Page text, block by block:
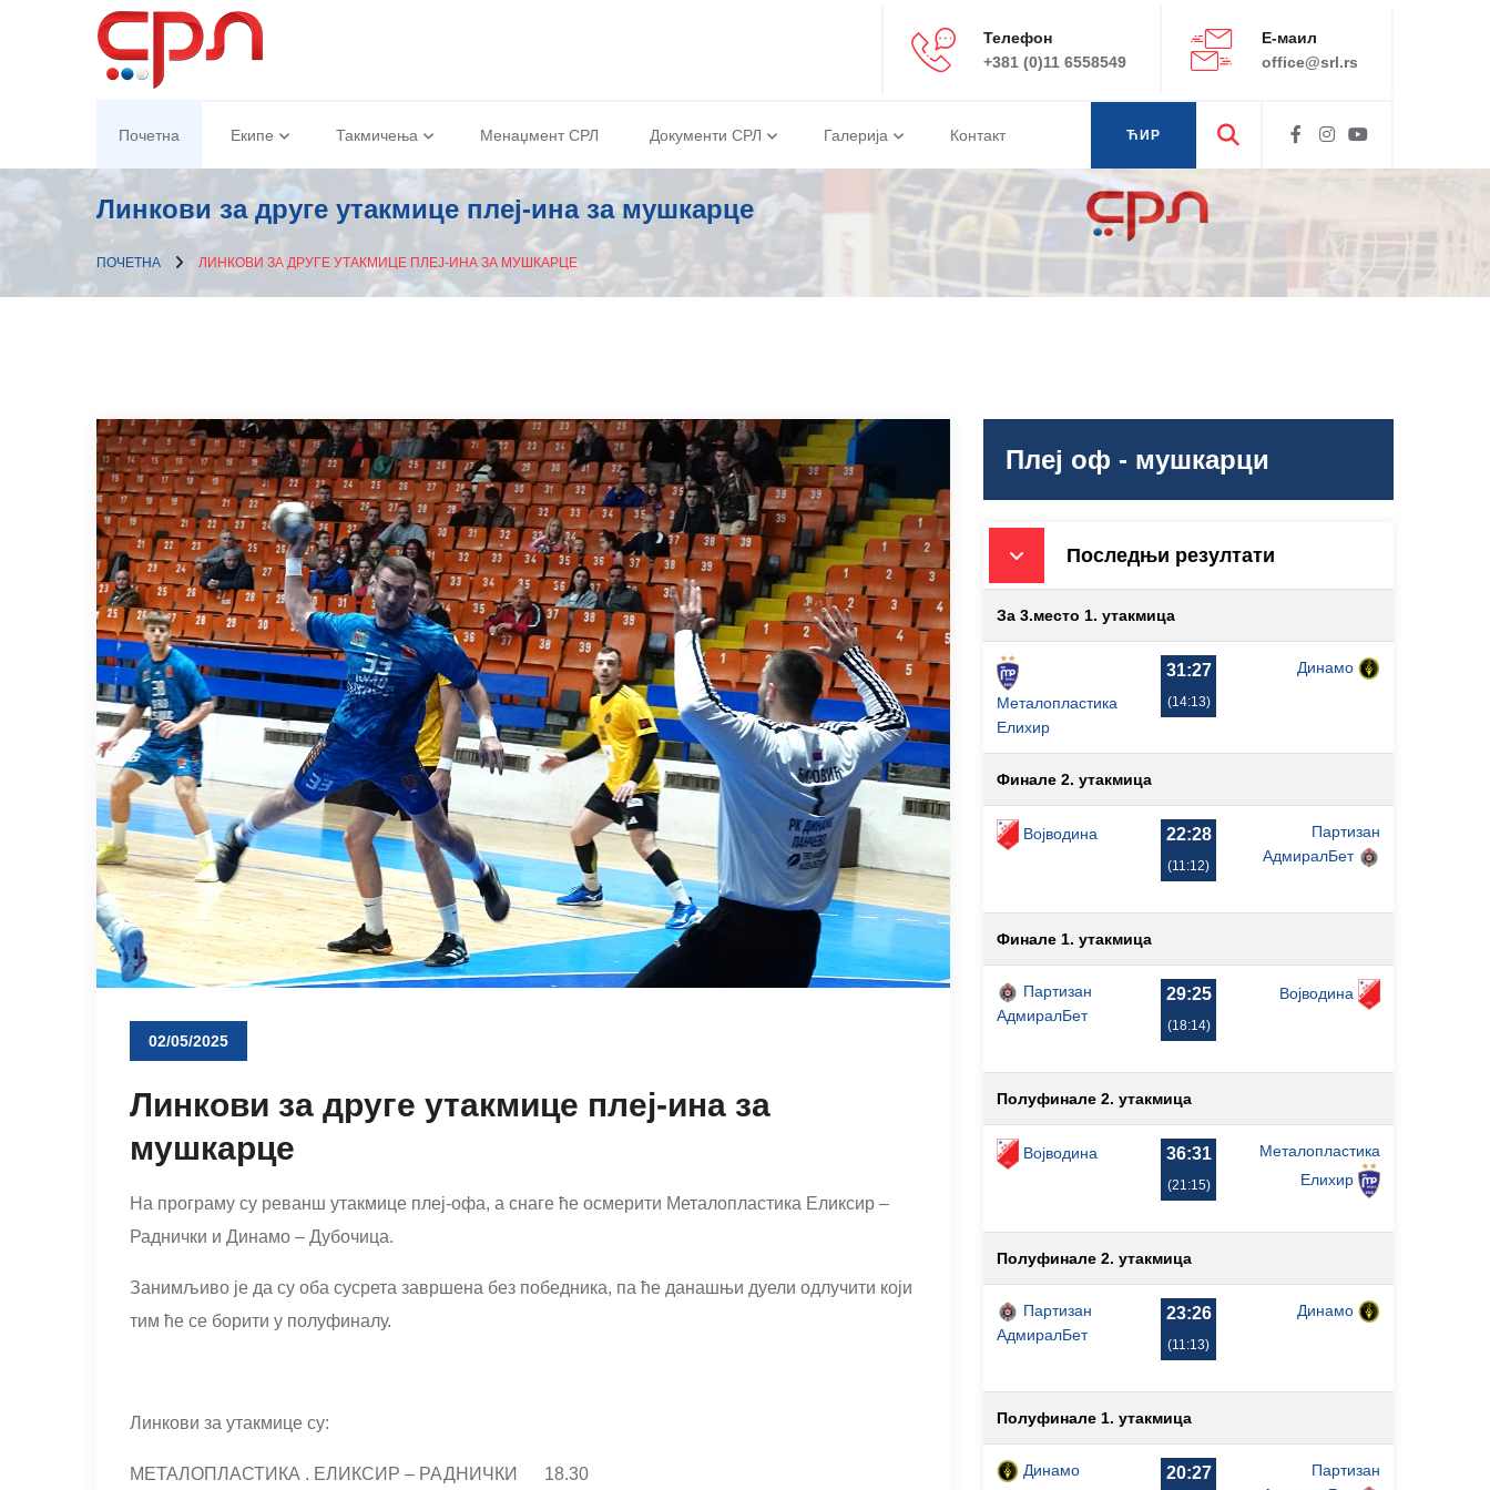
Телефон
+381 (0)11 6558549
Е-маил
office@srl.rs
Почетна Екипе Такмичења Менаџмент СРЛ Документи СРЛ Галерија Контакт
ЋИР
Линкови за друге утакмице плеј-ина за мушкарце
ПОЧЕТНА ЛИНКОВИ ЗА ДРУГЕ УТАКМИЦЕ ПЛЕЈ-ИНА ЗА МУШКАРЦЕ
02/05/2025
Линкови за друге утакмице плеј-ина за
мушкарце
На програму су реванш утакмице плеј-офа, а снаге ће осмерити Металопластика Еликсир –
Раднички и Динамо – Дубочица.
Занимљиво је да су оба сусрета завршена без победника, па ће данашњи дуели одлучити који
тим ће се борити у полуфиналу.
Линкови за утакмице су:
МЕТАЛОПЛАСТИКА . ЕЛИКСИР – РАДНИЧКИ 18.30
Плеј оф - мушкарци
Последњи резултати
За 3.место 1. утакмица
Металопластика
Елиxир
31:27
(14:13)
Динамо
Финале 2. утакмица
Војводина 22:28
(11:12)
Партизан
АдмиралБет
Финале 1. утакмица
Партизан
АдмиралБет
29:25
(18:14)
Војводина
Полуфинале 2. утакмица
Војводина 36:31
(21:15)
Металопластика
Елиxир
Полуфинале 2. утакмица
Партизан
АдмиралБет
23:26
(11:13)
Динамо
Полуфинале 1. утакмица
Динамо 20:27
Партизан